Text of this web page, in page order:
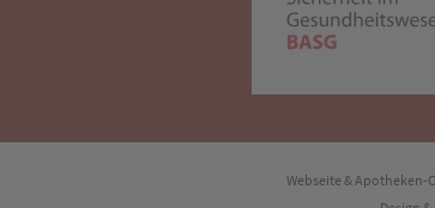
Webseite & Apotheken-